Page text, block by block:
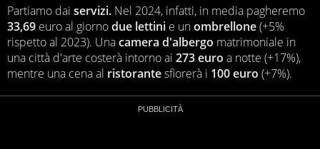
Partiamo dai servizi. Nel 2024, infatti, in media pagheremo
33,69 euro al giornodue lettini e unombrellone(+5%
rispetto al 2023). Unacamera d'albergo matrimoniale in
una città d'arte costerà intorno ai 273 euro a notte (+17%),
mentre una cena al ristorantesfiorerà i 100 euro (+7%).